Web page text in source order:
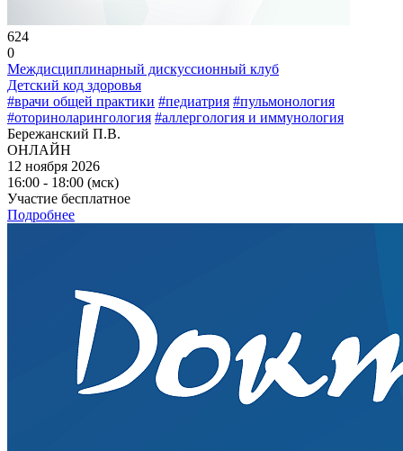
624
0
Междисциплинарный дискуссионный клуб
Детский код здоровья
#врачи общей практики #педиатрия #пульмонология
#оториноларингология #аллергология и иммунология
Бережанский П.В.
ОНЛАЙН
12 ноября 2026
16:00 - 18:00 (мск)
Участие бесплатное
Подробнее